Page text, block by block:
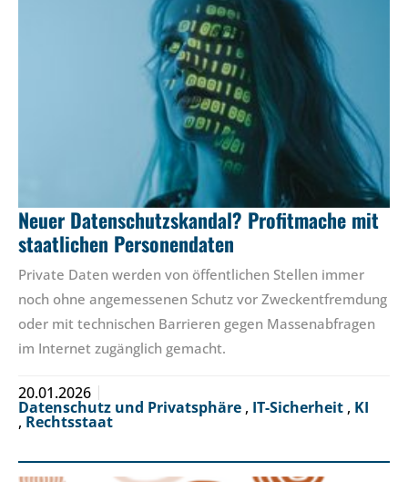
Neuer Datenschutzskandal? Profitmache mit
staatlichen Personendaten
Private Daten werden von öffentlichen Stellen immer
noch ohne angemessenen Schutz vor Zweckentfremdung
oder mit technischen Barrieren gegen Massenabfragen
im Internet zugänglich gemacht.
20.01.2026
Datenschutz und Privatsphäre , IT-Sicherheit , KI
, Rechtsstaat